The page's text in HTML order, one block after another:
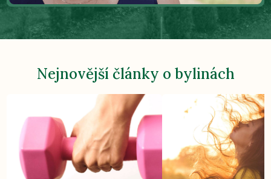
Nejnovější články o bylinách